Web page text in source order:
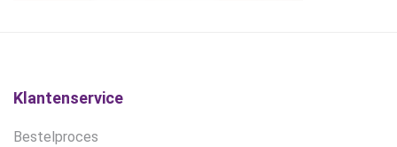
Klantenservice
Bestelproces